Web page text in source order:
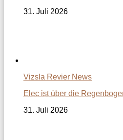
31. Juli 2026
Vizsla Revier News
Elec ist über die
31. Juli 2026